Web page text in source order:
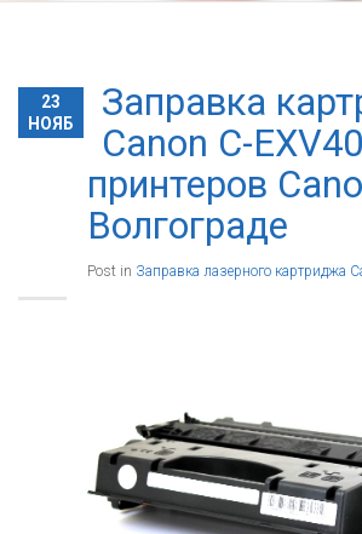
23
НОЯБ
Заправка
Canon C-
принтеров
Волгограде
Post in Заправка лазерного картриджа